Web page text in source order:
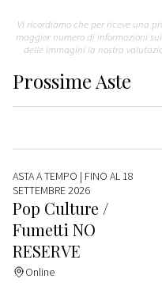
Vi ricordiamo che per riceve una
maggior numero di informazioni
delle immagini la nostra
Prossime Aste
ASTA A TEMPO | FINO AL 18
SETTEMBRE 2026
Pop Culture /
Fumetti NO
RESERVE
Online